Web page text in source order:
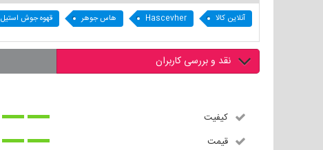
آنلاین کالا Hascevher هاس جوهر قهوه جوش استیل
نقد و بررسی کاربران
کیفیت
قیمت